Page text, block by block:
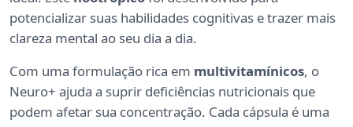
potencializar suas habilidades cognitivas e trazer mais
clareza mental ao seu dia a dia.
Com uma formulação rica em multivitamínicos, o
Neuro+ ajuda a suprir deficiências nutricionais que
podem afetar sua concentração. Cada cápsula é uma